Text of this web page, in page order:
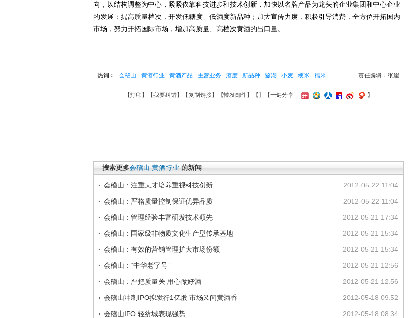
向，以结构调整为中心，紧紧依靠科技进步和技术创新，加快以名牌产品为龙头的企业集团和中心企业
的发展；提高质量档次，开发低糖度、低酒度新品种；加大宣传力度，积极引导消费，全方位开拓国内
市场，努力开拓国际市场，增加高质量、高档次黄酒的出口量。
责任编辑：张崖
热词： 会稽山 黄酒行业 黄酒产品 主营业务 酒度 新品种 鉴湖 小麦 粳米 糯米
【打印 】【我要纠错】【复制链接】【转发邮件】【 】 【一键分享 】
搜索更多会稽山 黄酒行业 的新闻
2012-05-22 11:04
会稽山：注重人才培养重视科技创新
2012-05-22 11:04
会稽山：严格质量控制保证优异品质
2012-05-21 17:34
会稽山：管理经验丰富研发技术领先
2012-05-21 15:34
会稽山：国家级非物质文化生产型传承基地
2012-05-21 15:34
会稽山：有效的营销管理扩大市场份额
2012-05-21 12:56
会稽山：“中华老字号”
2012-05-21 12:56
会稽山：严把质量关 用心做好酒
2012-05-18 09:52
会稽山冲刺IPO拟发行1亿股 市场又闻黄酒香
2012-05-18 08:34
会稽山IPO 轻纺城表现强势